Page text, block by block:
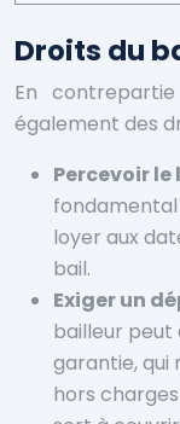
Droits du
En
également des
Percevoir le
fondamental
loyer aux
bail.
Exiger un
bailleur peut
garantie, qui
hors